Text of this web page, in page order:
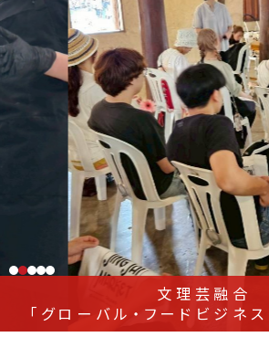
文理芸融合
「グローバル・フードビジネス